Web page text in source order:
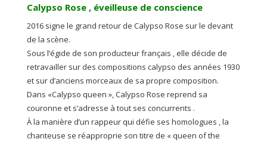
Calypso Rose , éveilleuse de conscience
2016 signe le grand retour de Calypso Rose sur le devant
de la scène.
Sous l’égide de son producteur français , elle décide de
retravailler sur des compositions calypso des années 1930
et sur d’anciens morceaux de sa propre composition.
Dans «Calypso queen », Calypso Rose reprend sa
couronne et s’adresse à tout ses concurrents .
À la manière d’un rappeur qui défie ses homologues , la
chanteuse se réapproprie son titre de « queen of the